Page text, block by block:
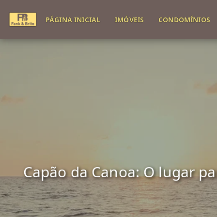
PÁGINA INICIAL IMÓVEIS CONDOMÍNIOS
Capão da Canoa: O lugar